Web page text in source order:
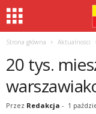
Strona główna Aktualności
20 tys.
Przez Redakcja - 1